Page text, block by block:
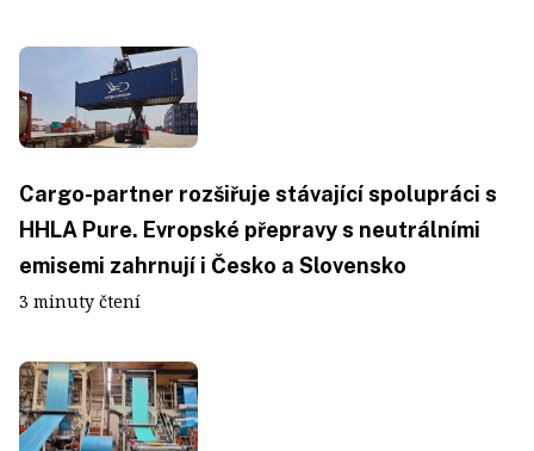
Cargo-partner rozšiřuje stávající spolupráci s
HHLA Pure. Evropské přepravy s neutrálními
emisemi zahrnují i Česko a Slovensko
3 minuty čtení